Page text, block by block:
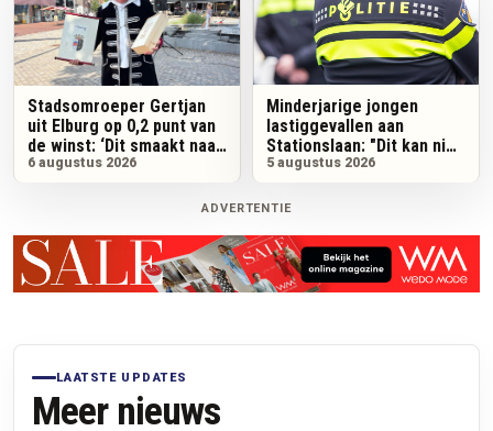
Stadsomroeper Gertjan
uit Elburg op 0,2 punt van
de winst: ‘Dit smaakt naar
meer’
6 augustus 2026
Minderjarige jongen
lastiggevallen aan
Stationslaan: "Dit kan niet
meer"
5 augustus 2026
ADVERTENTIE
LAATSTE UPDATES
Meer nieuws